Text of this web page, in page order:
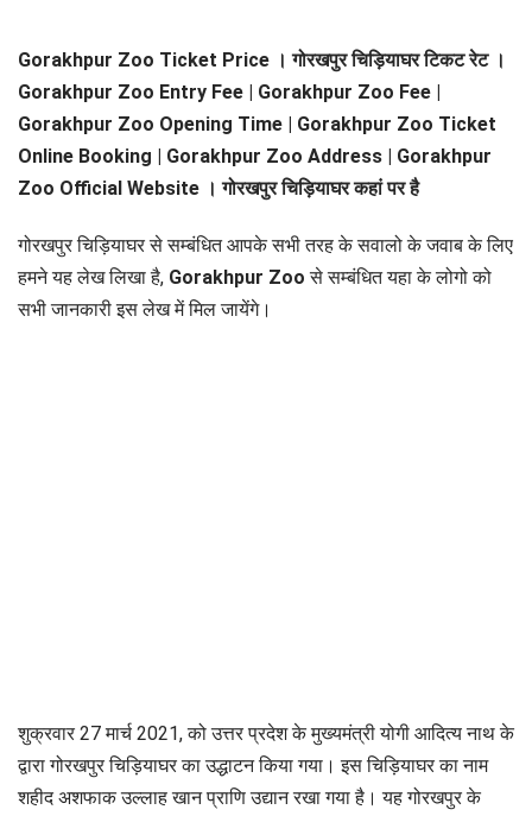
Gorakhpur Zoo Ticket Price । गोरखपुर चिड़ियाघर टिकट रेट ।
Gorakhpur Zoo Entry Fee | Gorakhpur Zoo Fee |
Gorakhpur Zoo Opening Time | Gorakhpur Zoo Ticket
Online Booking | Gorakhpur Zoo Address | Gorakhpur
Zoo Official Website । गोरखपुर चिड़ियाघर कहां पर है
गोरखपुर चिड़ियाघर से सम्बंधित आपके सभी तरह के सवालो के जवाब के लिए
हमने यह लेख लिखा है, Gorakhpur Zoo से सम्बंधित यहा के लोगो को
सभी जानकारी इस लेख में मिल जायेंगे।
शुक्रवार 27 मार्च 2021, को उत्तर प्रदेश के मुख्यमंत्री योगी आदित्य नाथ के
द्वारा गोरखपुर चिड़ियाघर का उद्धाटन किया गया। इस चिड़ियाघर का नाम
शहीद अशफाक उल्लाह खान प्राणि उद्यान रखा गया है। यह गोरखपुर के